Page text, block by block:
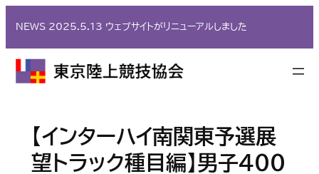
容
を
ス
NEWS 2025.5.13 ウェブサイトがリニューアルしました
【インターハイ南関東予選展
望トラック種目編】男子400